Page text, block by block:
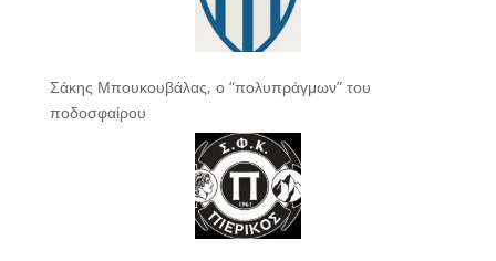
Σάκης Μπουκουβάλας, ο “πολυπράγμων” του
ποδοσφαίρου